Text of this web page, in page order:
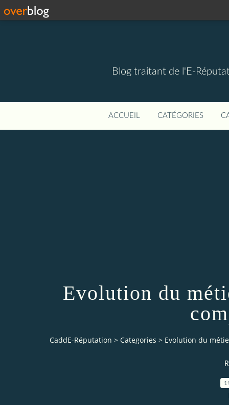
Blog traitant de l'E-
ACCUEIL CATÉGORIES
Evolution du
CaddE-Réputation > Categories > Evolution du